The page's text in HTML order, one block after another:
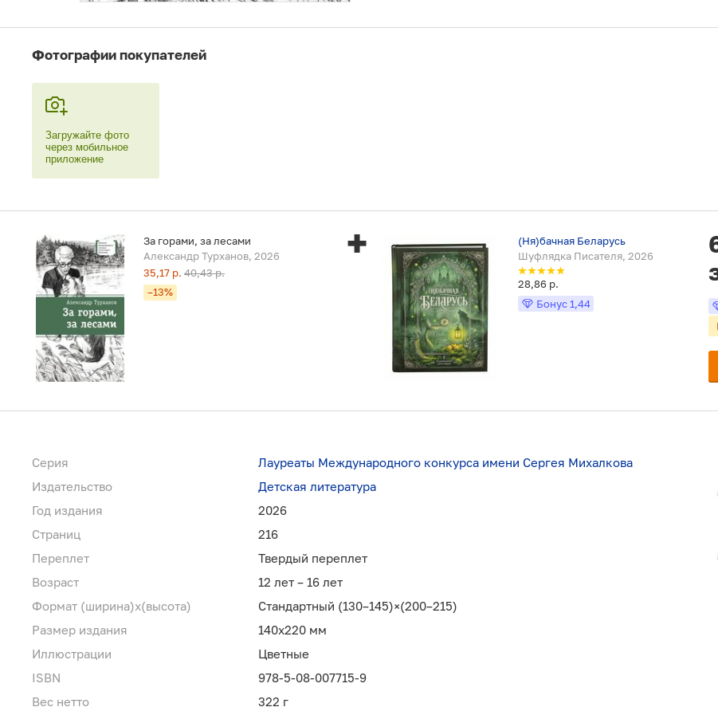
Фотографии покупателей
Загружайте фото
через мобильное
приложение
За горами, за лесами
Александр Турханов, 2026
35,17 р. 40,43 р.
–13%
(Ня)бачная Беларусь
Шуфлядка Писателя, 2026
28,86 р.
Бонус1,44
Серия
Лауреаты Международного конкурса имени Сергея Михалкова
Издательство
Детская литература
Год издания
2026
Страниц
216
Переплет
Твердый переплет
Возраст
12 лет – 16 лет
Формат (ширина)х(высота)
Стандартный (130–145)×(200–215)
Размер издания
140x220 мм
Иллюстрации
Цветные
ISBN
978-5-08-007715-9
Вес нетто
322 г